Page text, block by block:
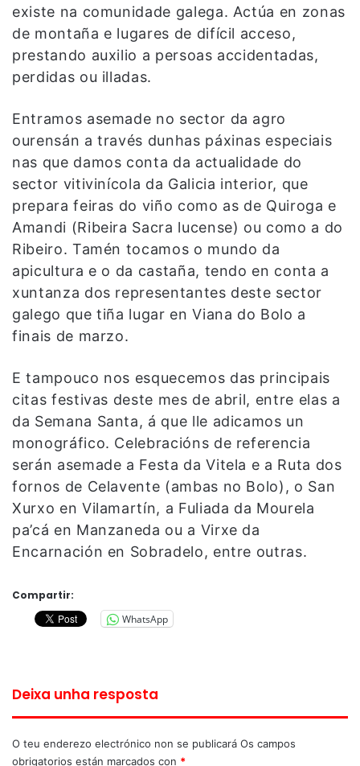
existe na comunidade galega. Actúa en zonas
de montaña e lugares de difícil acceso,
prestando auxilio a persoas accidentadas,
perdidas ou illadas.
Entramos asemade no sector da agro
ourensán a través dunhas páxinas especiais
nas que damos conta da actualidade do
sector vitivinícola da Galicia interior, que
prepara feiras do viño como as de Quiroga e
Amandi (Ribeira Sacra lucense) ou como a do
Ribeiro. Tamén tocamos o mundo da
apicultura e o da castaña, tendo en conta a
xuntanza dos representantes deste sector
galego que tiña lugar en Viana do Bolo a
finais de marzo.
E tampouco nos esquecemos das principais
citas festivas deste mes de abril, entre elas a
da Semana Santa, á que lle adicamos un
monográfico. Celebracións de referencia
serán asemade a Festa da Vitela e a Ruta dos
fornos de Celavente (ambas no Bolo), o San
Xurxo en Vilamartín, a Fuliada da Mourela
pa’cá en Manzaneda ou a Virxe da
Encarnación en Sobradelo, entre outras.
Compartir:
WhatsApp
Deixa unha resposta
O teu enderezo electrónico non se publicará Os campos
obrigatorios están marcados con *